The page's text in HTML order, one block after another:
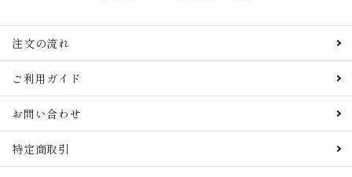
注文の流れ
ご利用ガイド
お問い合わせ
特定商取引